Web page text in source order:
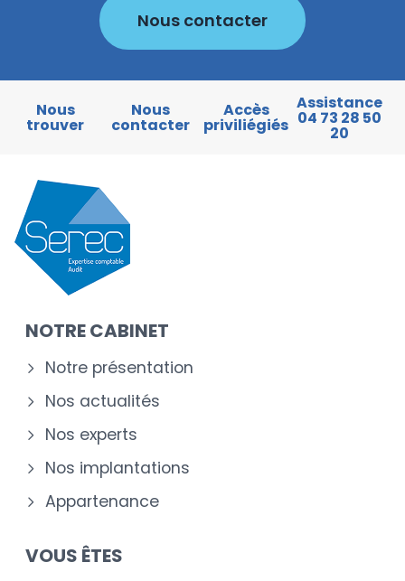
Nous contacter
Nous
trouver
Nous
contacter
Accès
priviliégiés
Assistance
04 73 28 50
20
NOTRE CABINET
Notre présentation
Nos actualités
Nos experts
Nos implantations
Appartenance
VOUS ÊTES